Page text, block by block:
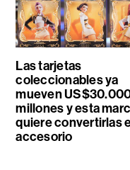
Las tarjetas
coleccionables ya
mueven
millones y esta
quiere convertirlas
accesorio